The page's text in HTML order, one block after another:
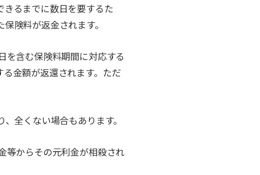
るまでに数日を要するた
険料が返金されます。
含む保険料期間に対応する
金額が返還されます。ただ
全くない場合もあります。
等からその元利金が相殺され